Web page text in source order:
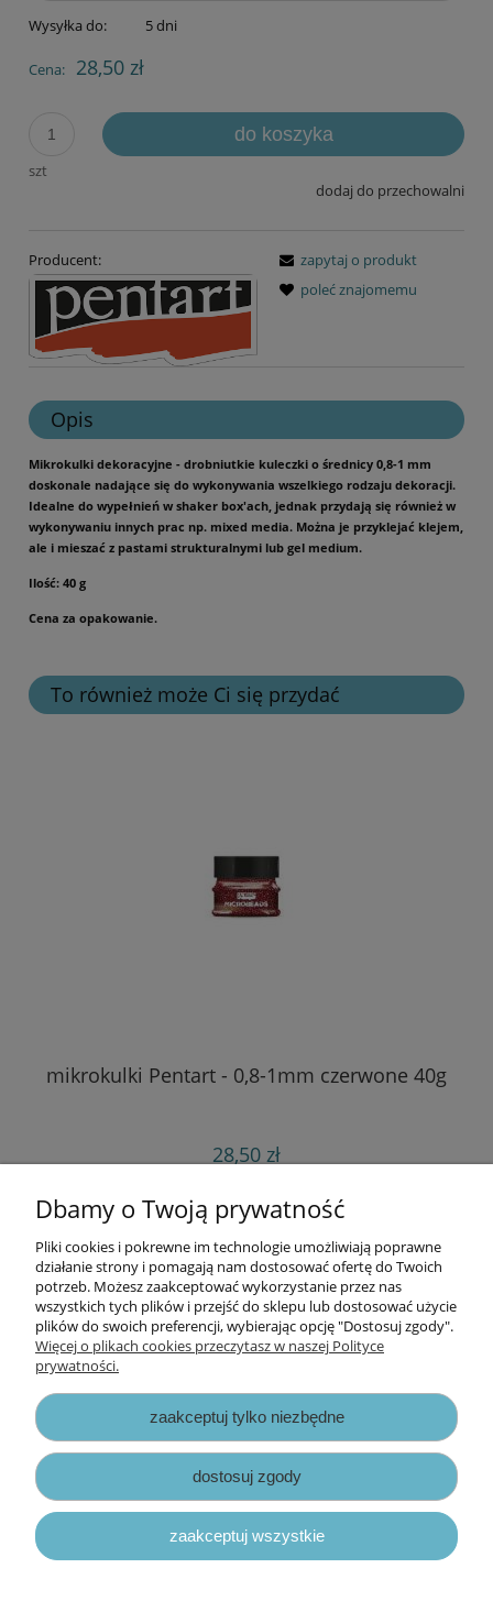
Wysyłka do: 5 dni
Cena: 28,50 zł
szt
do koszyka
dodaj do przechowalni
Producent:
zapytaj o produkt
poleć znajomemu
Opis
Mikrokulki dekoracyjne - drobniutkie kuleczki o średnicy 0,8-1 mm
doskonale nadające się do wykonywania wszelkiego rodzaju dekoracji.
Idealne do wypełnień w shaker box'ach, jednak przydają się również w
wykonywaniu innych prac np. mixed media. Można je przyklejać klejem,
ale i mieszać z pastami strukturalnymi lub gel medium.
Ilość: 40 g
Cena za opakowanie.
To również może Ci się przydać
mikrokulki Pentart - 0,8-1mm czerwone 40g
28,50 zł
do koszyka
Informacje
Opłaty i koszty dostawy
Zapisy prawne
Dbamy o Twoją prywatność
Pliki cookies i pokrewne im technologie umożliwiają poprawne
działanie strony i pomagają nam dostosować ofertę do Twoich
potrzeb. Możesz zaakceptować wykorzystanie przez nas
wszystkich tych plików i przejść do sklepu lub dostosować użycie
plików do swoich preferencji, wybierając opcję "Dostosuj zgody".
Więcej o plikach cookies przeczytasz w naszej Polityce
prywatności.
zaakceptuj tylko niezbędne
dostosuj zgody
zaakceptuj wszystkie